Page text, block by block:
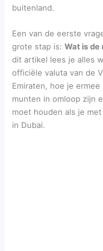
buitenland.
Een van de eerste
grote stap is:Wat is de
dit artikel lees je alles
officiële valuta van de
Emiraten, hoe je
munten in omloop zijn
moet houden als je
in Dubai.